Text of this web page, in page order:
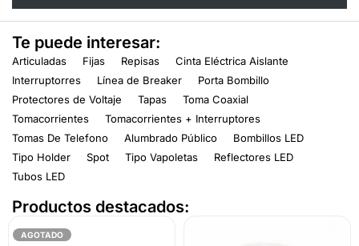
Te puede interesar:
Articuladas Fijas Repisas
Cinta Eléctrica Aislante
Interruptorres
Línea de Breaker
Porta Bombillo
Protectores de Voltaje
Tapas
Toma Coaxial
Tomacorrientes
Tomacorrientes + Interruptores
Tomas De Telefono
Alumbrado Público
Bombillos LED
Tipo Holder
Spot Tipo Vapoletas
Reflectores LED
Tubos LED
Productos destacados:
AGOTADO